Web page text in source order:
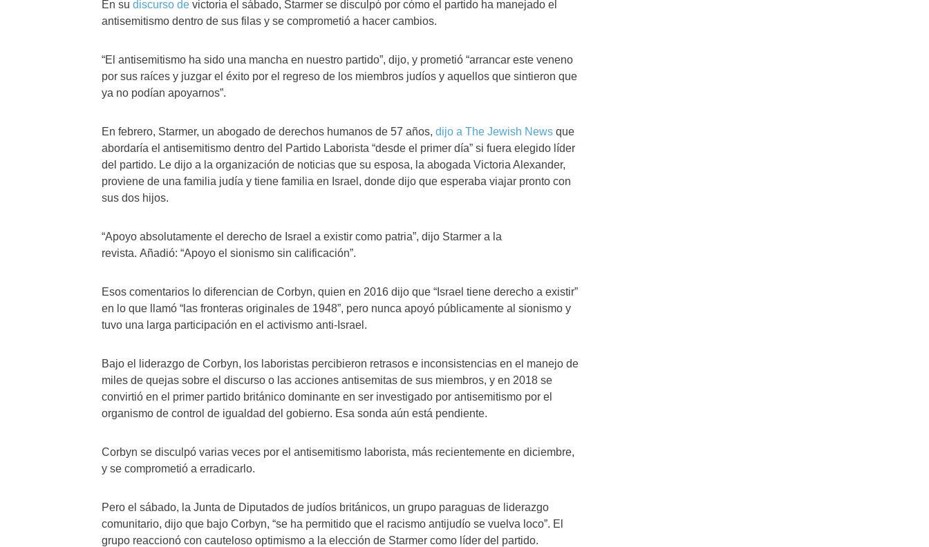
En su discurso de victoria el sábado, Starmer se disculpó por cómo el partido ha manejado el
antisemitismo dentro de sus filas y se comprometió a hacer cambios.
“El antisemitismo ha sido una mancha en nuestro partido”, dijo, y prometió “arrancar este veneno
por sus raíces y juzgar el éxito por el regreso de los miembros judíos y aquellos que sintieron que
ya no podían apoyarnos”.
En febrero, Starmer, un abogado de derechos humanos de 57 años, dijo a The Jewish News que
abordaría el antisemitismo dentro del Partido Laborista “desde el primer día” si fuera elegido líder
del partido. Le dijo a la organización de noticias que su esposa, la abogada Victoria Alexander,
proviene de una familia judía y tiene familia en Israel, donde dijo que esperaba viajar pronto con
sus dos hijos.
“Apoyo absolutamente el derecho de Israel a existir como patria”, dijo Starmer a la
revista. Añadió: “Apoyo el sionismo sin calificación”.
Esos comentarios lo diferencian de Corbyn, quien en 2016 dijo que “Israel tiene derecho a existir”
en lo que llamó “las fronteras originales de 1948”, pero nunca apoyó públicamente al sionismo y
tuvo una larga participación en el activismo anti-Israel.
Bajo el liderazgo de Corbyn, los laboristas percibieron retrasos e inconsistencias en el manejo de
miles de quejas sobre el discurso o las acciones antisemitas de sus miembros, y en 2018 se
convirtió en el primer partido británico dominante en ser investigado por antisemitismo por el
organismo de control de igualdad del gobierno. Esa sonda aún está pendiente.
Corbyn se disculpó varias veces por el antisemitismo laborista, más recientemente en diciembre,
y se comprometió a erradicarlo.
Pero el sábado, la Junta de Diputados de judíos británicos, un grupo paraguas de liderazgo
comunitario, dijo que bajo Corbyn, “se ha permitido que el racismo antijudío se vuelva loco”. El
grupo reaccionó con cauteloso optimismo a la elección de Starmer como líder del partido.